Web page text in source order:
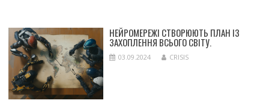
НЕЙРОМЕРЕЖІ СТВОРЮЮТЬ ПЛАН ІЗ
ЗАХОПЛЕННЯ ВСЬОГО СВІТУ.
03.09.2024 CRISIS